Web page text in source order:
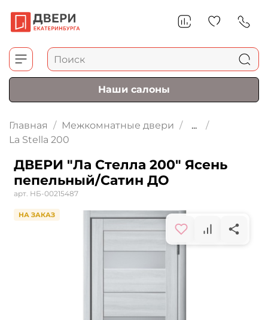
Наши салоны
Главная Межкомнатные двери
...
La Stella 200
ДВЕРИ "Ла Стелла 200" Ясень
пепельный/Сатин ДО
арт. НБ-00215487
НА ЗАКАЗ